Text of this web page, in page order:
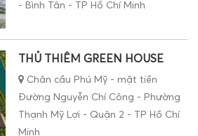
- Bình Tân - TP Hồ Chí Minh
THỦ THIÊM GREEN HOUSE
Chân cầu Phú Mỹ - mặt tiền
Đường Nguyễn Chí Công - Phường
Thạnh Mỹ Lợi - Quận 2 - TP Hồ Chí
Minh